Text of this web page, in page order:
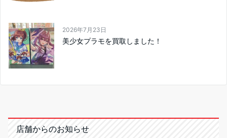
2026年7月23日
美少女プラモを買取しました！
店舗からのお知らせ